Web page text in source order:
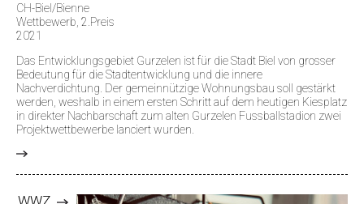
CH-Biel/Bienne
Wettbewerb, 2.Preis
2021
Das Entwicklungsgebiet Gurzelen ist für die Stadt Biel von grosser
Bedeutung für die Stadtentwicklung und die innere
Nachverdichtung. Der gemeinnützige Wohnungsbau soll gestärkt
werden, weshalb in einem ersten Schritt auf dem heutigen Kiesplatz
in direkter Nachbarschaft zum alten Gurzelen Fussballstadion zwei
Projektwettbewerbe lanciert wurden.
WWZ